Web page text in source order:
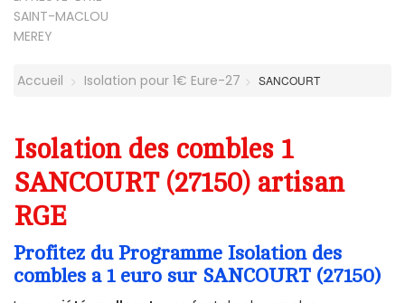
SAINT-MACLOU
MEREY
Accueil Isolation pour 1€ Eure-27 SANCOURT
Isolation des combles 1
SANCOURT (27150) artisan
RGE
Profitez du Programme Isolation des
combles a 1 euro sur SANCOURT (27150)